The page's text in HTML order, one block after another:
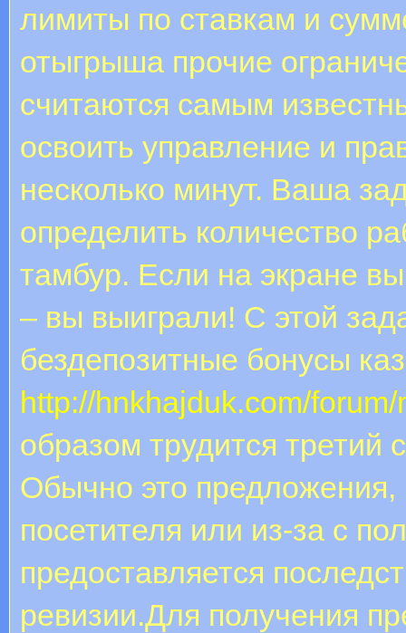
лимиты по ставкам и
отыгрыша прочие
считаются самым
освоить управление и
несколько минут. Ваша
определить количество
тамбур. Если на экране
– вы выиграли! С этой
бездепозитные бонусы
http://hnkhajduk.com/
образом трудится третий
Обычно это
посетителя или из-за с
предоставляется
ревизии.Для получения